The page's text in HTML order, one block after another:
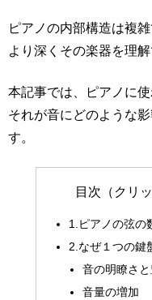
ピアノの内部構造は複
より深くその楽器を理
本記事では、ピアノに
それが音にどのような
す。
目次（クリ
1.ピアノの弦の
2.なぜ１つの鍵
音の明瞭さと
音量の増加